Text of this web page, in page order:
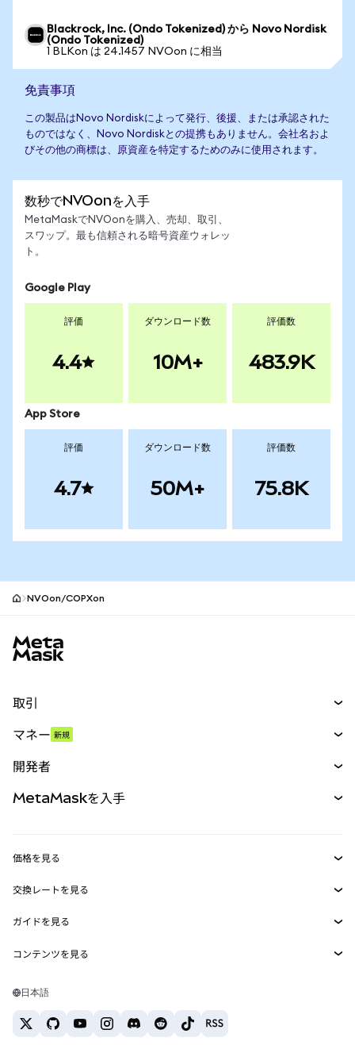
Blackrock, Inc. (Ondo Tokenized) から Novo Nordisk
(Ondo Tokenized)
1 BLKon は 24.1457 NVOon に相当
免責事項
この製品はNovo Nordiskによって発行、後援、または承認された
ものではなく、Novo Nordiskとの提携もありません。会社名およ
びその他の商標は、原資産を特定するためのみに使用されます。
数秒でNVOonを入手
MetaMaskでNVOonを購入、売却、取引、
スワップ。最も信頼される暗号資産ウォレッ
ト。
Google Play
評価
4.4
ダウンロード数
10M+
評価数
483.9K
App Store
評価
4.7
ダウンロード数
50M+
評価数
75.8K
NVOon/COPXon
取引
パーペチュアル
RWA
マネー 新規
開発者
MetaMask Connect
Snaps
Web3サービス
MetaMaskを入手
セキュリティ
サポート
キャリア
お問い合わせ
価格を見る
イーサリアムの価格
Solanaの価格
Tetherの価格
交換レートを見る
ETH→USD
USDT→INR
BTC→INR
ETH→USDT
ガイドを見る
ETHの購入
USDTの購入
コンテンツを見る
Solanaウォレット
日本語